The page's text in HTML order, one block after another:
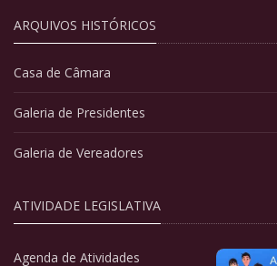
ARQUIVOS HISTÓRICOS
Casa de Câmara
Galeria de Presidentes
Galeria de Vereadores
ATIVIDADE LEGISLATIVA
Agenda de Atividades